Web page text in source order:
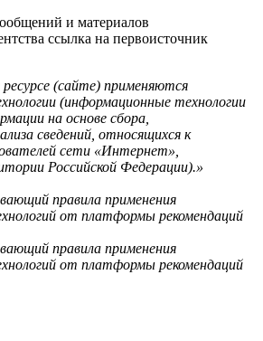
и материалов
ссылка на первоисточник
(сайте) применяются
(информационные технологии
на основе сбора,
сведений, относящихся к
сети «Интернет»,
Российской Федерации).»
правила применения
от платформы рекомендаций
правила применения
от платформы рекомендаций